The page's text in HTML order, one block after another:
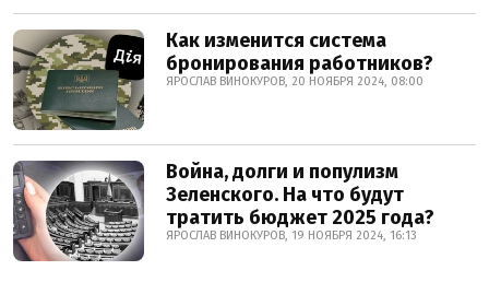
Как изменится система
бронирования работников?
ЯРОСЛАВ ВИНОКУРОВ, 20 НОЯБРЯ 2024, 08:00
Война, долги и популизм
Зеленского. На что будут
тратить бюджет 2025 года?
ЯРОСЛАВ ВИНОКУРОВ, 19 НОЯБРЯ 2024, 16:13